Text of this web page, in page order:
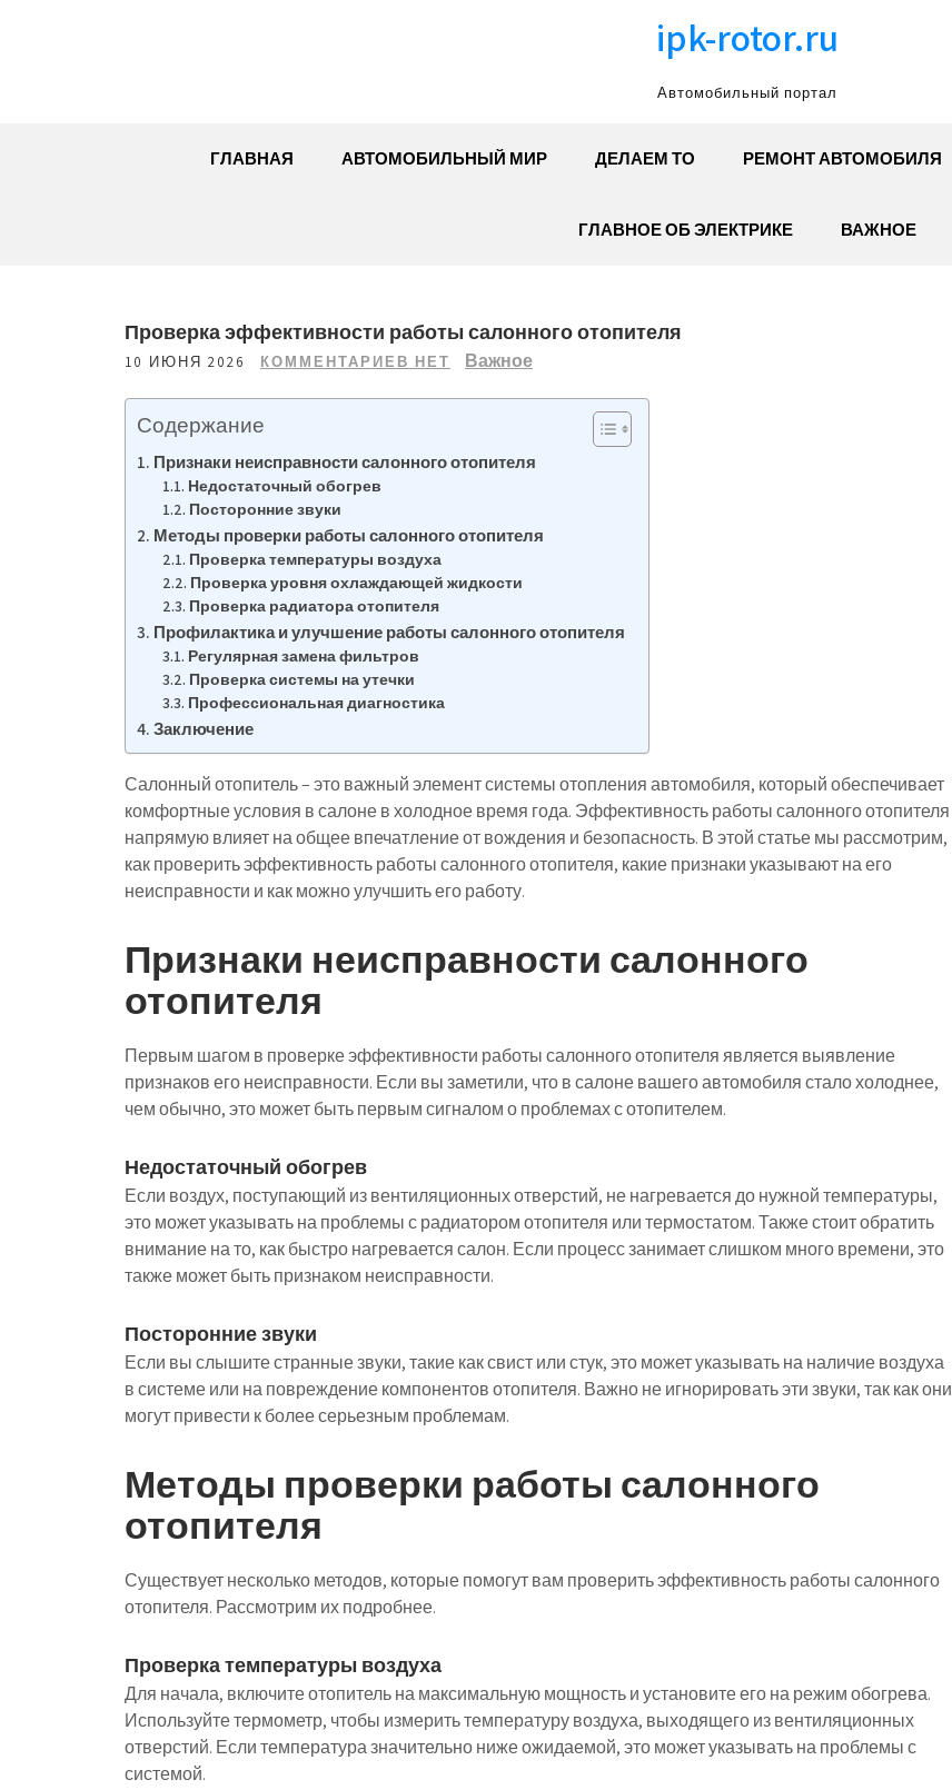
ipk-rotor.ru
Автомобильный портал
ГЛАВНАЯ АВТОМОБИЛЬНЫЙ МИР ДЕЛАЕМ ТО РЕМОНТ АВТОМОБИЛЯ
ГЛАВНОЕ ОБ ЭЛЕКТРИКЕ ВАЖНОЕ
Проверка эффективности работы салонного отопителя
10 ИЮНЯ 2026 КОММЕНТАРИЕВ НЕТ Важное
Содержание
Признаки неисправности салонного отопителя
Недостаточный обогрев
Посторонние звуки
Методы проверки работы салонного отопителя
Проверка температуры воздуха
Проверка уровня охлаждающей жидкости
Проверка радиатора отопителя
Профилактика и улучшение работы салонного отопителя
Регулярная замена фильтров
Проверка системы на утечки
Профессиональная диагностика
Заключение
Салонный отопитель – это важный элемент системы отопления автомобиля, который обеспечивает
комфортные условия в салоне в холодное время года. Эффективность работы салонного отопителя
напрямую влияет на общее впечатление от вождения и безопасность. В этой статье мы рассмотрим,
как проверить эффективность работы салонного отопителя, какие признаки указывают на его
неисправности и как можно улучшить его работу.
Признаки неисправности салонного
отопителя
Первым шагом в проверке эффективности работы салонного отопителя является выявление
признаков его неисправности. Если вы заметили, что в салоне вашего автомобиля стало холоднее,
чем обычно, это может быть первым сигналом о проблемах с отопителем.
Недостаточный обогрев
Если воздух, поступающий из вентиляционных отверстий, не нагревается до нужной температуры,
это может указывать на проблемы с радиатором отопителя или термостатом. Также стоит обратить
внимание на то, как быстро нагревается салон. Если процесс занимает слишком много времени, это
также может быть признаком неисправности.
Посторонние звуки
Если вы слышите странные звуки, такие как свист или стук, это может указывать на наличие воздуха
в системе или на повреждение компонентов отопителя. Важно не игнорировать эти звуки, так как они
могут привести к более серьезным проблемам.
Методы проверки работы салонного
отопителя
Существует несколько методов, которые помогут вам проверить эффективность работы салонного
отопителя. Рассмотрим их подробнее.
Проверка температуры воздуха
Для начала, включите отопитель на максимальную мощность и установите его на режим обогрева.
Используйте термометр, чтобы измерить температуру воздуха, выходящего из вентиляционных
отверстий. Если температура значительно ниже ожидаемой, это может указывать на проблемы с
системой.